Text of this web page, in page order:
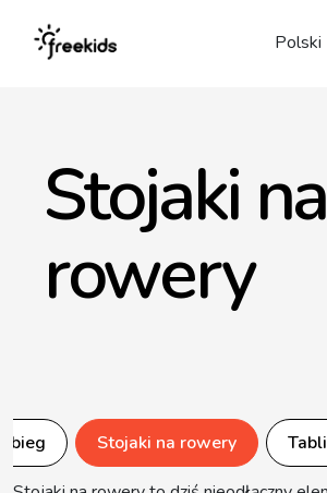
Polski
Stojaki na
rowery
Stojaki na rowery